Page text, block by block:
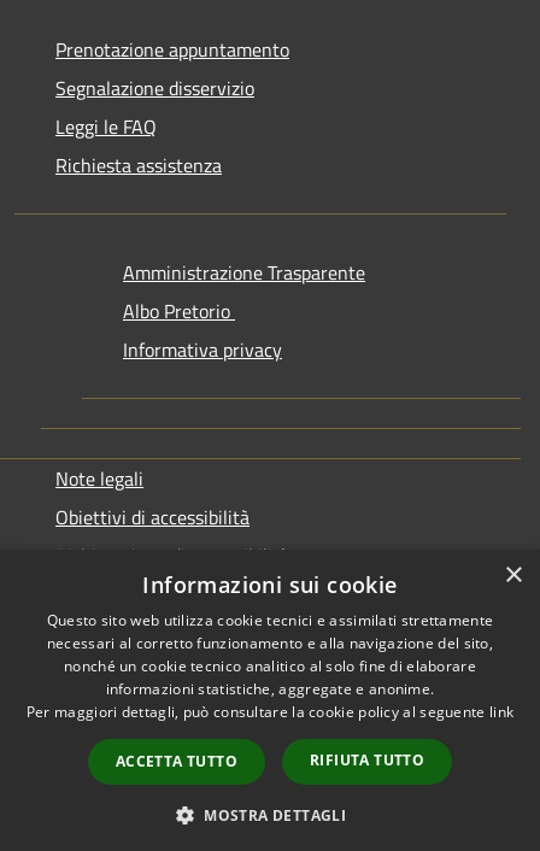
Prenotazione appuntamento
Segnalazione disservizio
Leggi le FAQ
Richiesta assistenza
Amministrazione Trasparente
Albo Pretorio
Informativa privacy
Note legali
Obiettivi di accessibilità
Dichiarazione di accessibilità
Accessibilità
Copyright © 2026 • Comune di
Genazzano • Powered by
Municipium•
Accesso
redazione
×
Informazioni sui cookie
Questo sito web utilizza cookie tecnici e assimilati strettamente
necessari al corretto funzionamento e alla navigazione del sito,
nonché un cookie tecnico analitico al solo fine di elaborare
informazioni statistiche, aggregate e anonime.
Per maggiori dettagli, può consultare la cookie policy al seguente link
ACCETTA TUTTO RIFIUTA TUTTO
MOSTRA DETTAGLI